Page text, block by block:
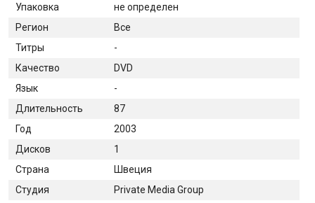
Упаковка
не определен
Регион
Все
Титры
-
Качество
DVD
Язык
-
Длительность
87
Год
2003
Дисков
1
Страна
Швеция
Студия
Private Media Group